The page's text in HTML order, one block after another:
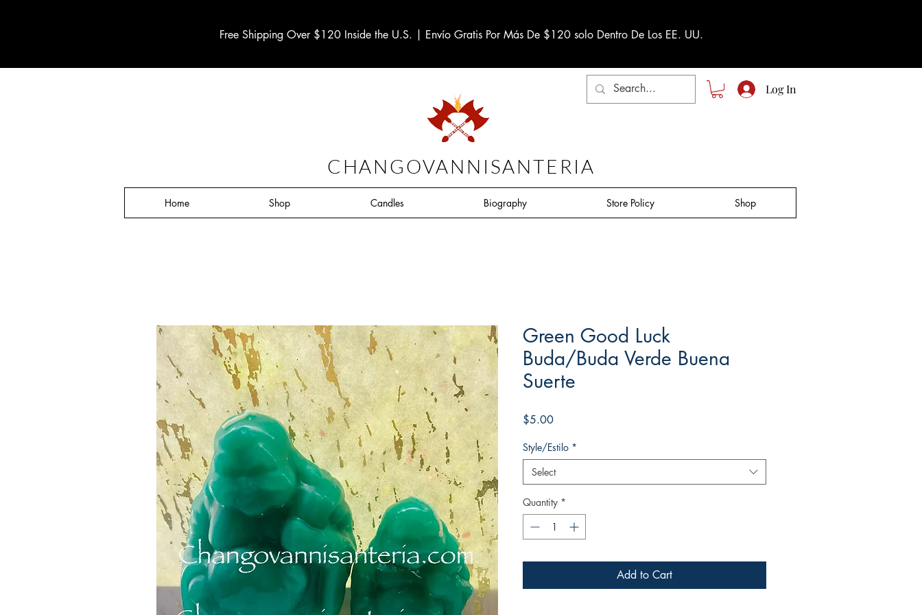
Free Shipping Over $120 Inside the U.S. | Envío Gratis Por Más De $120 solo Dentro De Los EE. UU.
CHANGOVANNISANTERIA
Log In
Home Shop Candles Biography Store Policy Shop
Green Good Luck
Buda/Buda Verde Buena
Suerte
$5.00Price
Style/Estilo *
Select
Quantity *
Add to Cart